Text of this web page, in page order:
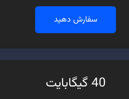
سفارش دهید
40 گیگابایت